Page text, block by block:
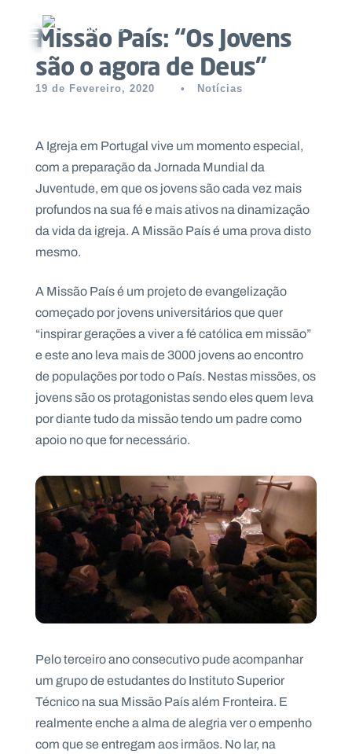
Abrir menu principal
19 de Fevereiro, 2020 • Notícias
Missão País: “Os Jovens
são o agora de Deus”
A Igreja em Portugal vive um momento especial,
com a preparação da Jornada Mundial da
Juventude, em que os jovens são cada vez mais
profundos na sua fé e mais ativos na dinamização
da vida da igreja. A Missão País é uma prova disto
mesmo.
A Missão País é um projeto de evangelização
começado por jovens universitários que quer
“inspirar gerações a viver a fé católica em missão”
e este ano leva mais de 3000 jovens ao encontro
de populações por todo o País. Nestas missões, os
jovens são os protagonistas sendo eles quem leva
por diante tudo da missão tendo um padre como
apoio no que for necessário.
Pelo terceiro ano consecutivo pude acompanhar
um grupo de estudantes do Instituto Superior
Técnico na sua Missão País além Fronteira. E
realmente enche a alma de alegria ver o empenho
com que se entregam aos irmãos. No lar, na
Pesquisar no site
Quem
somos
O
que
Recursos
Notícias
P
O
A
N
A
C
O
N
A
L
S
a
s
a
o
s
p
t